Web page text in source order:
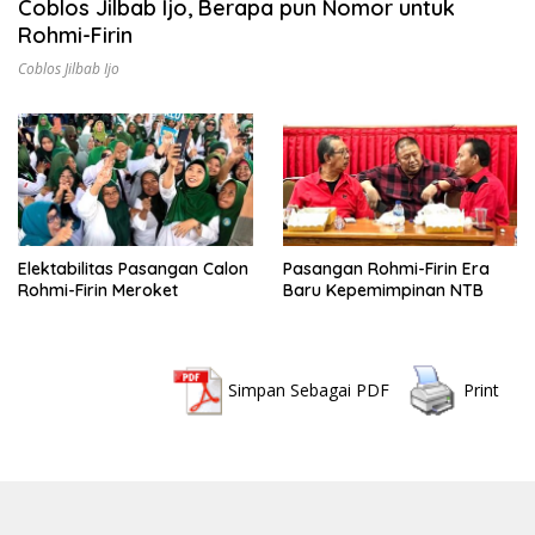
Coblos Jilbab Ijo, Berapa pun Nomor untuk
Rohmi-Firin
Coblos Jilbab Ijo
Elektabilitas Pasangan Calon
Rohmi-Firin Meroket
Pasangan Rohmi-Firin Era
Baru Kepemimpinan NTB
Simpan Sebagai PDF Print